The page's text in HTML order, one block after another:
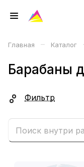
Главная – Каталог
Барабаны
Фильтр